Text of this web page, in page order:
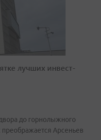
лучших инвест-
до горнолыжного
преображается Арсеньев